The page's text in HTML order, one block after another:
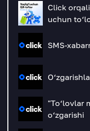
Click
uchun
SMS-
"To‘lovlar
o‘zgarishi